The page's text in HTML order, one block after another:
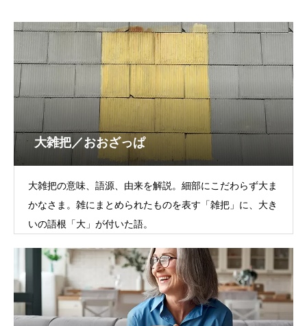
大雑把／おおざっぱ
大雑把の意味、語源、由来を解説。細部にこだわらず大ま
かなさま。雑にまとめられたものを表す「雑把」に、大き
いの語根「大」が付いた語。